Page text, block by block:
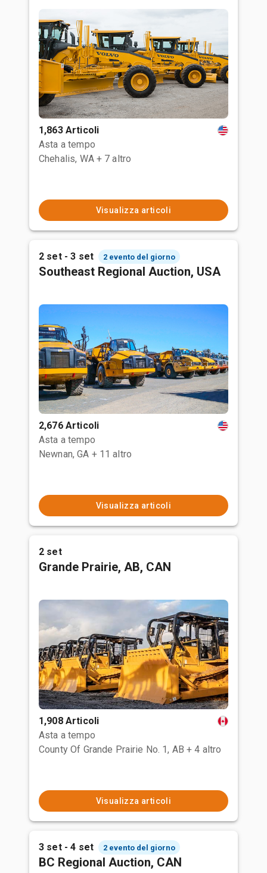
1,863 Articoli
Asta a tempo
Chehalis, WA + 7 altro
Visualizza articoli
2 set - 3 set 2 evento del giorno
Southeast Regional Auction, USA
2,676 Articoli
Asta a tempo
Newnan, GA + 11 altro
Visualizza articoli
2 set
Grande Prairie, AB, CAN
1,908 Articoli
Asta a tempo
County Of Grande Prairie No. 1, AB + 4 altro
Visualizza articoli
3 set - 4 set 2 evento del giorno
BC Regional Auction, CAN